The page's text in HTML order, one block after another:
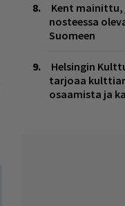
Kent mainittu,
nosteessa
Suomeen
Helsingin
tarjoaa
osaamista ja